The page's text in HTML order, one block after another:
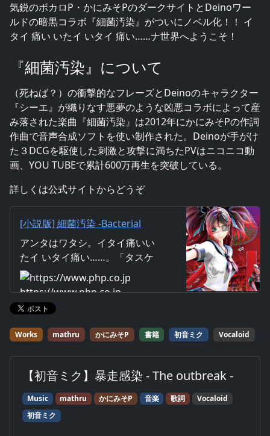
気鋭のボカロP・かにみそPのダークサイトとDeinoワー
ルドの暗黒コラボ『細菌汚染』がついにノベル化！！ イ
タイ 痛い いたイ いタイ 痛い……ナ世界へようこそ！
『細菌汚染』について
（死ねば？）の衝撃的なフレーズとDeinoのキャラクター
『シーエ』が織りなす悪夢のような凶悪コラボによって産
み落された楽曲『細菌汚染』は2012年にかにみそPの作詞
作曲で音声合成ソフトを使い制作された。Deinoが手がけ
た３DCGを駆使した刺激と攻撃に満ちたPVはニコニコ動
画、YOU TUBEで累計600万再生を突破している。
詳しくは公式サイトからどうぞ
[小説版] 細菌汚染 -Bacterial
Contamination-
アンタはワタシ。イタイ痛いい
たイ いタイ痛い……。「タスケ
テ」って思っても味方なんてダ
レもいないんだ「クルシイ」っ
て思っても逃げ場なんてドコに
もないんだ
https://www.php.co.jp
Works mathru かにみそP 書籍 初音ミク Vocaloid
【初音ミク】暴走感染 - The outbreak -
Music mathru かにみそP 音楽 歌詞
Vocaloid
初音ミク